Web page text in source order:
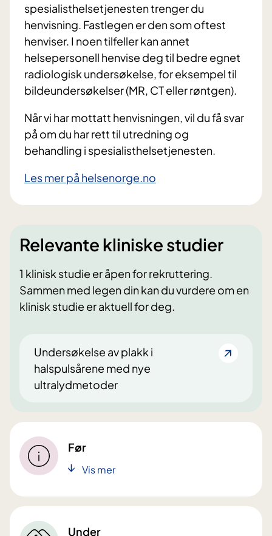
spesialisthelsetjenesten trenger du
henvisning. Fastlegen er den som oftest
henviser. I noen tilfeller kan annet
helsepersonell henvise degtil bedre egnet
radiologisk undersøkelse,for eksempel til
bildeundersøkelser (MR, CT eller røntgen).
Når vi har mottatt henvisningen, vil du få svar
på om du har rett til utredning og
behandling i spesialisthelsetjenesten.
Les mer på helsenorge.no
Relevante kliniske studier
1 klinisk studie er åpen for rekruttering.
Sammen med legen din kan du vurdere om en
klinisk studie er aktuell for deg.
Undersøkelse av plakk i
halspulsårene med nye
ultralydmetoder
Før
Vis mer
Under